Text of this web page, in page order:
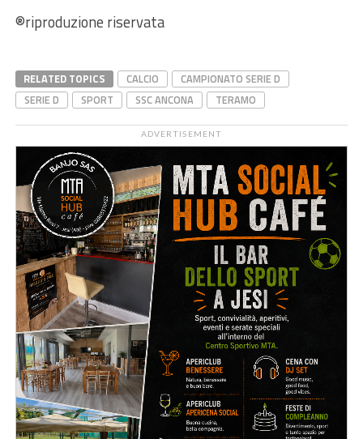
®riproduzione riservata
RELATED TOPICS CALCIO
CAMPIONATO SERIE D
SERIE D
SPORT SSC ANCONA TERAMO
ADVERTISEMENT